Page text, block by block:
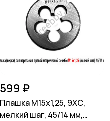
599 ₽
Плашка М15х1,25, 9ХС,
мелкий шаг, 45/14 мм,